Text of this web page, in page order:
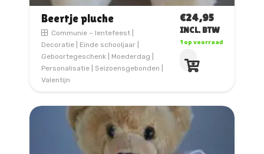
Beertje pluche
Communie – lentefeest|
Decoratie
Einde schooljaar
Geboortegeschenk
Moederdag
Personalisatie
Seizoensgebonden
Valentijn
€24,95
INCL. BTW
1 op voorraad